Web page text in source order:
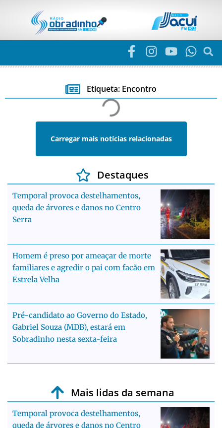
Etiqueta: Encontro
Carregar mais notícias relacionadas
Destaques
Temporal provoca destelhamentos,
queda de árvores e danos no Centro
Serra
Homem é preso por ameaçar de morte
familiares e agredir o pai com facão em
Estrela Velha
Pré-candidato ao Governo do Estado,
Gabriel Souza (MDB), estará em
Sobradinho nesta sexta-feira
Mais lidas da semana
Temporal provoca destelhamentos,
queda de árvores e danos no Centro